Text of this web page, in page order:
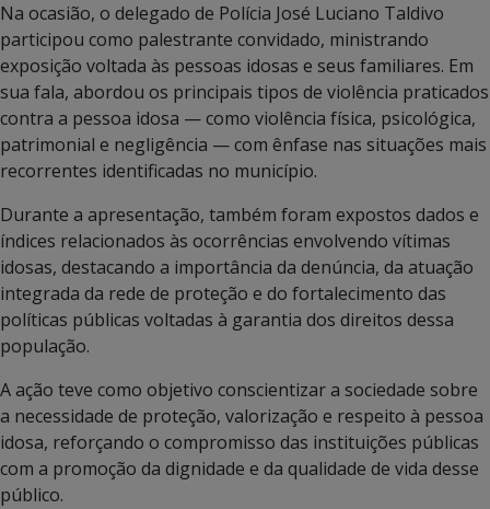
Na ocasião, o delegado de Polícia José Luciano Taldivo
participou como palestrante convidado, ministrando
exposição voltada às pessoas idosas e seus familiares. Em
sua fala, abordou os principais tipos de violência praticados
contra a pessoa idosa — como violência física, psicológica,
patrimonial e negligência — com ênfase nas situações mais
recorrentes identificadas no município.
Durante a apresentação, também foram expostos dados e
índices relacionados às ocorrências envolvendo vítimas
idosas, destacando a importância da denúncia, da atuação
integrada da rede de proteção e do fortalecimento das
políticas públicas voltadas à garantia dos direitos dessa
população.
A ação teve como objetivo conscientizar a sociedade sobre
a necessidade de proteção, valorização e respeito à pessoa
idosa, reforçando o compromisso das instituições públicas
com a promoção da dignidade e da qualidade de vida desse
público.